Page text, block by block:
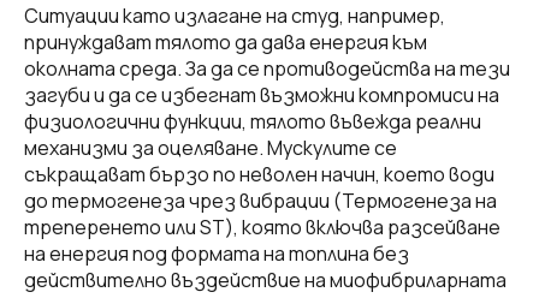
Ситуации като излагане на студ, например,
принуждават тялото да дава енергия към
околната среда. За да се противодейства на тези
загуби и да се избегнат възможни компромиси на
физиологични функции, тялото въвежда реални
механизми за оцеляване. Мускулите се
съкращават бързо по неволен начин, което води
до термогенеза чрез вибрации (Термогенеза на
треперенето или ST), която включва разсейване
на енергия под формата на топлина без
действително въздействие на миофибриларната